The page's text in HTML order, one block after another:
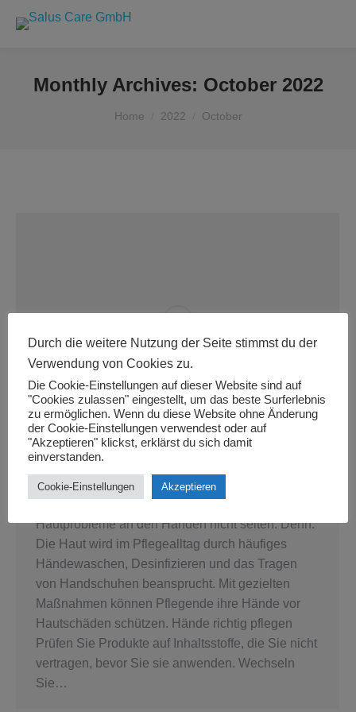
Monthly Archives: October 2022
Home 2022 October
Tipps zur Prävention bei Pflegenden
Hautprobleme an den Händen nicht selten. Denn:
Die Haut wird im Pflegealltag durch häufiges
Händewaschen, Desinfizieren und das Tragen
von Handschuhen beansprucht. Mit gezielten
Maßnahmen können Pflegende ihre Hände vor
Hautschäden schützen. Hände richtig pflegen
Prüfen Sie Produkte auf Inhaltsstoffe, die Sie nicht
vertragen, bevor Sie sie anwenden. Wechseln
Sie…
Durch die weitere Nutzung der Seite stimmst du der
Verwendung von Cookies zu.
Die Cookie-Einstellungen auf dieser Website sind auf
"Cookies zulassen" eingestellt, um das beste Surferlebnis
zu ermöglichen. Wenn du diese Website ohne Änderung
der Cookie-Einstellungen verwendest oder auf
"Akzeptieren" klickst, erklärst du sich damit
einverstanden.
Cookie-Einstellungen Akzeptieren